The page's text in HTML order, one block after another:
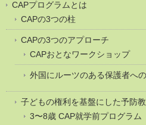
CAPプログラムとは
CAPの3つの柱
CAPの3つのアプローチ
CAPおとなワークショップ
外国にルーツのある保護者へ
子どもの権利を基盤にした予防
3〜8歳 CAP就学前プログラム